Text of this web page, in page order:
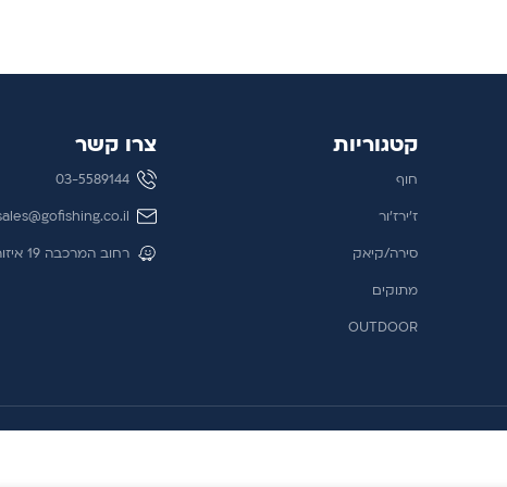
קטגוריות
חוף
ז'ירז'ור
סירה/קיאק
מתוקים
OUTDOOR
צרו קשר
03-5589144
רחוב המרכבה 19 איזור התעשייה חולון